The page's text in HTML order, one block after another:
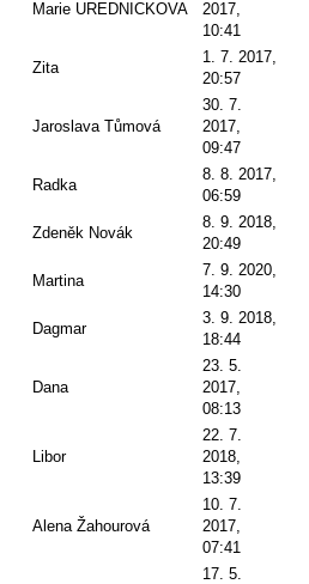
Marie UREDNICKOVA
2017,
10:41
Zita
1. 7. 2017,
20:57
Jaroslava Tůmová
30. 7.
2017,
09:47
Radka
8. 8. 2017,
06:59
Zdeněk Novák
8. 9. 2018,
20:49
Martina
7. 9. 2020,
14:30
Dagmar
3. 9. 2018,
18:44
Dana
23. 5.
2017,
08:13
Libor
22. 7.
2018,
13:39
Alena Žahourová
10. 7.
2017,
07:41
17. 5.